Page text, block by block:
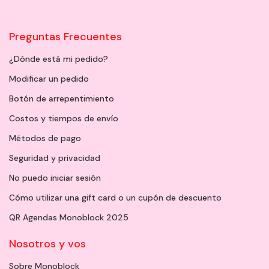
Preguntas Frecuentes
¿Dónde está mi pedido?
Modificar un pedido
Botón de arrepentimiento
Costos y tiempos de envío
Métodos de pago
Seguridad y privacidad
No puedo iniciar sesión
Cómo utilizar una gift card o un cupón de descuento
QR Agendas Monoblock 2025
Nosotros y vos
Sobre Monoblock